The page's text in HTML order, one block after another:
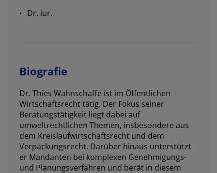
Dr. iur.
Biografie
Dr. Thies Wahnschaffe ist im Öffentlichen
Wirtschaftsrecht tätig. Der Fokus seiner
Beratungstätigkeit liegt dabei auf
umweltrechtlichen Themen, insbesondere aus
dem Kreislaufwirtschaftsrecht und dem
Verpackungsrecht. Darüber hinaus unterstützt
er Mandanten bei komplexen Genehmigungs-
und Planungsverfahren und berät in diesem